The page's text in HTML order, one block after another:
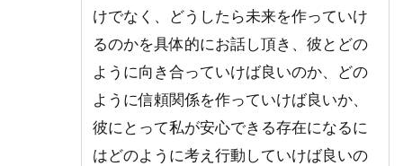
けでなく、どうしたら未来を作っていけ
るのかを具体的にお話し頂き、彼とどの
ように向き合っていけば良いのか、どの
ように信頼関係を作っていけば良いか、
彼にとって私が安心できる存在になるに
はどのように考え行動していけば良いの